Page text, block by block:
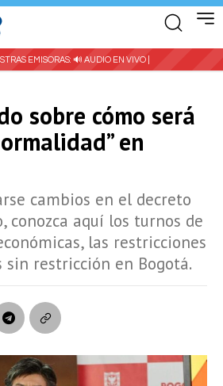
EMISORAS: 🔊 AUDIO EN VIVO |
sobre cómo será
en
cambios en el decreto
conozca aquí los turnos de
las restricciones
sin restricción en Bogotá.